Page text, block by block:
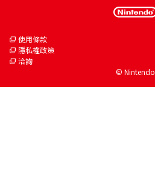
使用條款
隱私權政策
洽詢
© Nintendo